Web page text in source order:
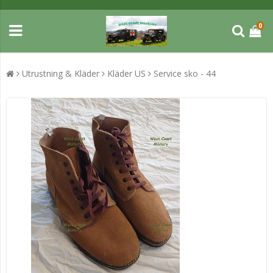
0
Utrustning & Kläder Kläder US Service sko - 44